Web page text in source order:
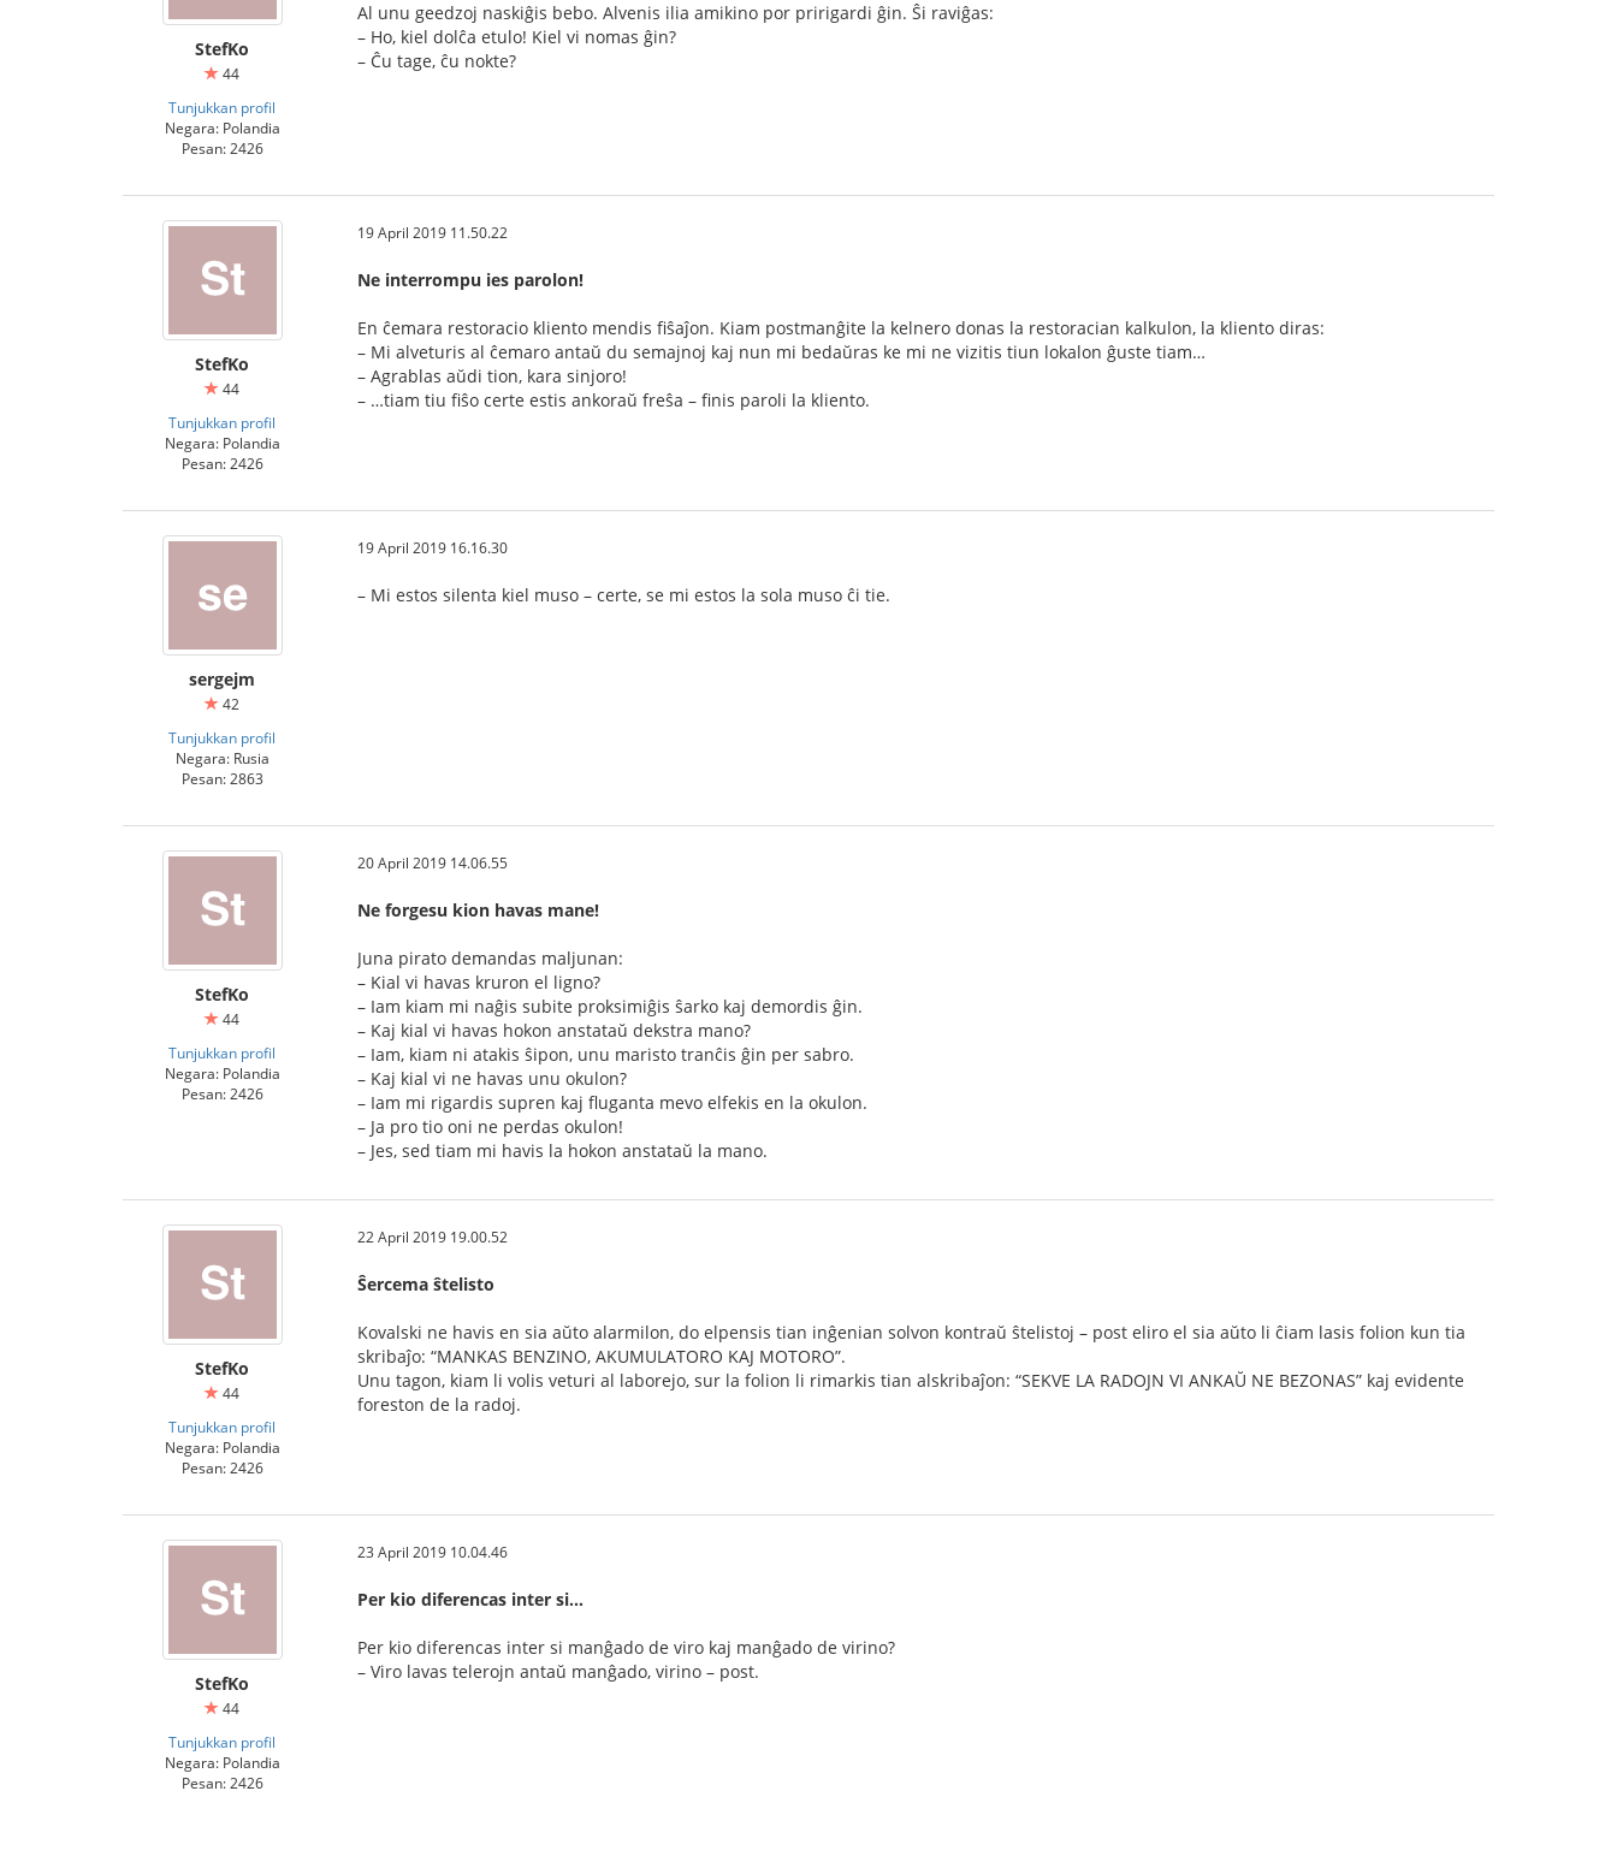
StefKo
44
Tunjukkan profil
Negara: Polandia
Pesan: 2426
Al unu geedzoj naskiĝis bebo. Alvenis ilia amikino por pririgardi ĝin. Ŝi raviĝas:
– Ho, kiel dolĉa etulo! Kiel vi nomas ĝin?
– Ĉu tage, ĉu nokte?
StefKo
44
Tunjukkan profil
Negara: Polandia
Pesan: 2426
19 April 2019 11.50.22
Ne interrompu ies parolon!
En ĉemara restoracio kliento mendis fiŝaĵon. Kiam postmanĝite la kelnero donas la restoracian kalkulon, la kliento diras:
– Mi alveturis al ĉemaro antaŭ du semajnoj kaj nun mi bedaŭras ke mi ne vizitis tiun lokalon ĝuste tiam…
– Agrablas aŭdi tion, kara sinjoro!
– …tiam tiu fiŝo certe estis ankoraŭ freŝa – finis paroli la kliento.
sergejm
42
Tunjukkan profil
Negara: Rusia
Pesan: 2863
19 April 2019 16.16.30
– Mi estos silenta kiel muso – certe, se mi estos la sola muso ĉi tie.
StefKo
44
Tunjukkan profil
Negara: Polandia
Pesan: 2426
20 April 2019 14.06.55
Ne forgesu kion havas mane!
Juna pirato demandas maljunan:
– Kial vi havas kruron el ligno?
– Iam kiam mi naĝis subite proksimiĝis ŝarko kaj demordis ĝin.
– Kaj kial vi havas hokon anstataŭ dekstra mano?
– Iam, kiam ni atakis ŝipon, unu maristo tranĉis ĝin per sabro.
– Kaj kial vi ne havas unu okulon?
– Iam mi rigardis supren kaj fluganta mevo elfekis en la okulon.
– Ja pro tio oni ne perdas okulon!
– Jes, sed tiam mi havis la hokon anstataŭ la mano.
StefKo
44
Tunjukkan profil
Negara: Polandia
Pesan: 2426
22 April 2019 19.00.52
Ŝercema ŝtelisto
Kovalski ne havis en sia aŭto alarmilon, do elpensis tian inĝenian solvon kontraŭ ŝtelistoj – post eliro el sia aŭto li ĉiam lasis folion kun tia
skribaĵo: “MANKAS BENZINO, AKUMULATORO KAJ MOTORO”.
Unu tagon, kiam li volis veturi al laborejo, sur la folion li rimarkis tian alskribaĵon: “SEKVE LA RADOJN VI ANKAŬ NE BEZONAS” kaj evidente
foreston de la radoj.
StefKo
44
Tunjukkan profil
Negara: Polandia
Pesan: 2426
23 April 2019 10.04.46
Per kio diferencas inter si…
Per kio diferencas inter si manĝado de viro kaj manĝado de virino?
– Viro lavas telerojn antaŭ manĝado, virino – post.